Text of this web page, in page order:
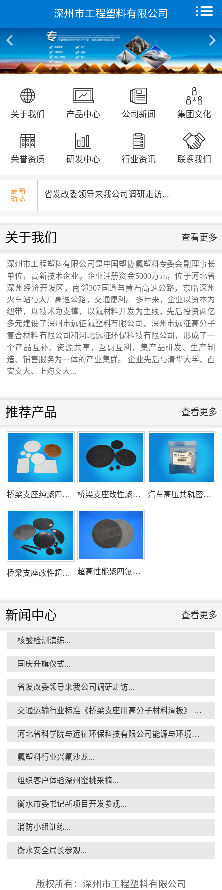
深州市工程塑料有限公司
关于我们 产品中心 公司新闻 集团文化
荣誉资质 研发中心 行业资讯 联系我们
最 新
动 态
核酸检测演练...
国庆升旗仪式...
省发改委领导来我公司调研走访...
交通运输行业标准《桥梁支座用高分子材料
滑板》 送审稿审查会在京召开...
河北省科学院与远征环保科技有限公司能源
式...
氟塑料行业兴氟沙龙...
组织客户体验深州蜜桃采摘...
衡水市委书记新项目开发参观...
消防小组训练...
关于我们 查看更多
深州市工程塑料有限公司是中国塑协氟塑料专委会副理事长
单位，高新技术企业。企业注册资金5000万元，位于河北省
深州经济开发区，南邻307国道与黄石高速公路，东临深州
火车站与大广高速公路，交通便利。 多年来，企业以资本为
纽带，以技术为支撑，以氟材料开发为主线，先后投资两亿
多元建设了深州市远征氟塑料有限公司、深州市远征高分子
复合材料有限公司和河北远征环保科技有限公司，形成了一
个产品互补、资源共享，互惠互利，集产品研发、生产制
造、销售服务为一体的产业集群。 企业先后与清华大学、西
安交大、上海交大...
推荐产品 查看更多
桥梁支座纯聚四氟乙烯滑板 桥梁支座改性聚四氟乙烯滑板 汽车高压共轨密封圈
桥梁支座改性超高分子量聚乙烯滑板 超高性能聚四氟乙烯滑板
新闻中心 查看更多
核酸检测演练...
国庆升旗仪式...
省发改委领导来我公司调研走访...
交通运输行业标准《桥梁支座用高分子材料滑板》 送审稿审查会在京召开...
河北省科学院与远征环保科技有限公司能源与环境新材料成果转化基地签约暨揭牌仪式...
氟塑料行业兴氟沙龙...
组织客户体验深州蜜桃采摘...
衡水市委书记新项目开发参观...
消防小组训练...
衡水安全局长参观...
版权所有：深州市工程塑料有限公司
首页
关于我们
产品中心
远征研发中心
集团文化
新闻动态